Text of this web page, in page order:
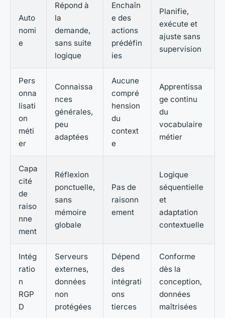
Auto
nomi
e
Répond à
la
demande,
sans suite
logique
Enchaîn
e des
actions
prédéfin
ies
Planifie,
exécute et
ajuste sans
supervision
Pers
onna
lisati
on
méti
er
Connaissa
nces
générales,
peu
adaptées
Aucune
compré
hension
du
context
e
Apprentissa
ge continu
du
vocabulaire
métier
Capa
cité
de
raiso
nne
ment
Réflexion
ponctuelle,
sans
mémoire
globale
Pas de
raisonn
ement
Logique
séquentielle
et
adaptation
contextuelle
Intég
ratio
n
RGP
D
Serveurs
externes,
données
non
protégées
Dépend
des
intégrati
ons
tierces
Conforme
dès la
conception,
données
maîtrisées